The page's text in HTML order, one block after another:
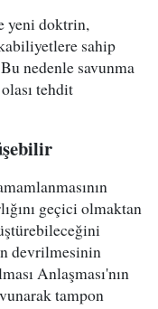
yeni doktrin,
sahip
nedenle savunma
tehdit
geçici olmaktan
devrilmesinin
Anlaşması'nın
tampon